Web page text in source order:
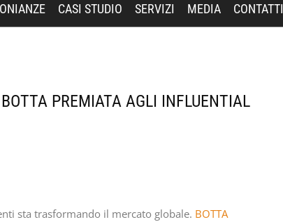
CASI STUDIO SERVIZI MEDIA CONTATTI
PREMIATA AGLI INFLUENTIAL
sta trasformando il mercato globale. BOTTA